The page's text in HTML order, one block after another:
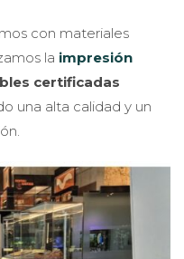
con materiales
la impresión
certificadas
una alta calidad y un